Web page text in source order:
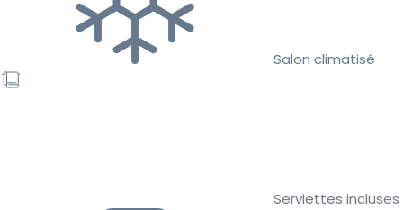
Salon climatisé
Serviettes incluses